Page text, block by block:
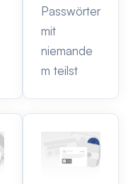
Passwörter
mit
niemande
m teilst